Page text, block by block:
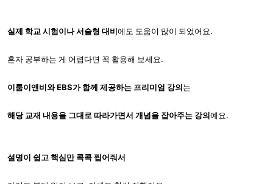
실제 학교 시험이나 서술형 대비에도 도움이 많이 되었어요.
혼자 공부하는 게 어렵다면 꼭 활용해 보세요.
이룸이앤비와 EBS가 함께 제공하는 프리미엄 강의는
해당 교재 내용을 그대로 따라가면서 개념을 잡아주는 강의예요.
설명이 쉽고 핵심만 콕콕 찝어줘서